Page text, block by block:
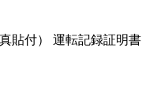
貼付） 運転記録証明書